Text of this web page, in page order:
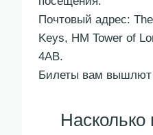
Почтовый адрес:
Keys, HM Tower of
4AB.
Билеты вам вышлют
Насколько